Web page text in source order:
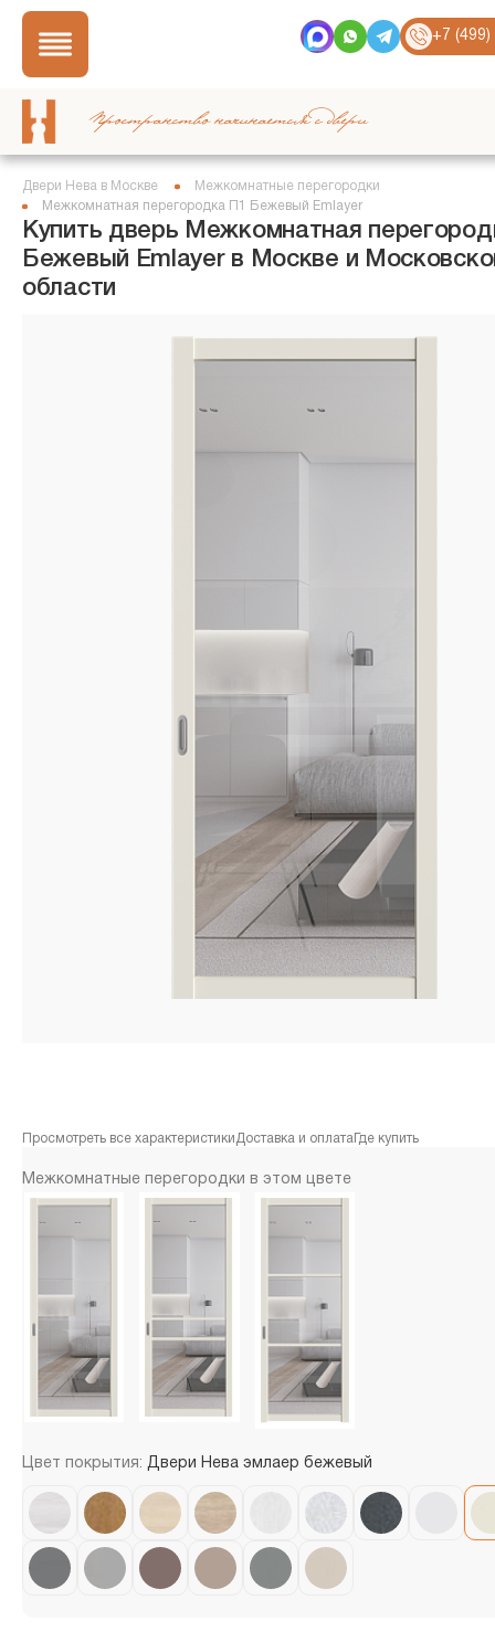
+7
Пространство начинается с двери
Двери Нева в Москве
Межкомнатные перегородки
Межкомнатная перегородка П1 Бежевый Emlayer
Купить дверь Межкомнатная
Бежевый Emlayer в Москве и
области
Просмотреть все характеристики Доставка и оплата Где купить
Межкомнатные перегородки в этом цвете
Цвет покрытия: Двери Нева эмлаер бежевый